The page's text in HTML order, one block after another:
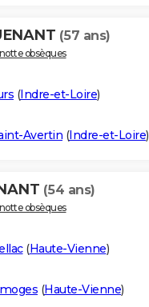
(57 ans)
obsèques
(Indre-et-Loire)
Avertin (Indre-et-Loire)
(54 ans)
obsèques
(Haute-Vienne)
(Haute-Vienne)